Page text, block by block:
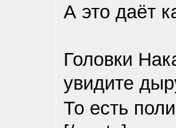
А это даёт
Головки
увидите
То есть